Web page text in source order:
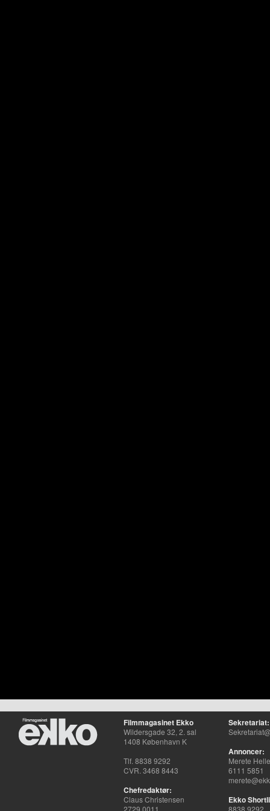
Filmmagasinet Ekko
Wildersgade 32, 2. sal
1408 København K
Tlf. 8838 9292
CVR. 3468 8443
Chefredaktør:
Claus Christensen
2729 0011
Sekretariat:
Annoncer:
Merete
6111 5851
Ekko
8838 9292